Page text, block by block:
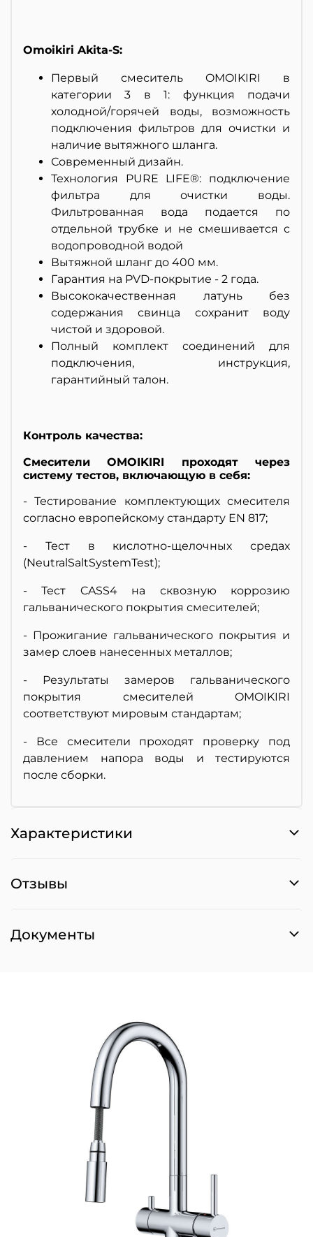
Omoikiri Akita-S:
Первый смеситель OMOIKIRI в
категории 3 в 1: функция подачи
холодной/горячей воды, возможность
подключения фильтров для очистки и
наличие вытяжного шланга.
Современный дизайн.
Технология PURE LIFE®: подключение
фильтра для очистки воды.
Фильтрованная вода подается по
отдельной трубке и не смешивается с
водопроводной водой
Вытяжной шланг до 400 мм.
Гарантия на PVD-покрытие - 2 года.
Высококачественная латунь без
содержания свинца сохранит воду
чистой и здоровой.
Полный комплект соединений для
подключения, инструкция,
гарантийный талон.
Контроль качества:
Смесители OMOIKIRI проходят через
систему тестов, включающую в себя:
- Тестирование комплектующих смесителя
согласно европейскому стандарту EN 817;
- Тест в кислотно-щелочных средах
(NeutralSaltSystemTest);
- Тест CASS4 на сквозную коррозию
гальванического покрытия смесителей;
- Прожигание гальванического покрытия и
замер слоев нанесенных металлов;
- Результаты замеров гальванического
покрытия смесителей OMOIKIRI
соответствуют мировым стандартам;
- Все смесители проходят проверку под
давлением напора воды и тестируются
после сборки.
Характеристики
Отзывы
Документы